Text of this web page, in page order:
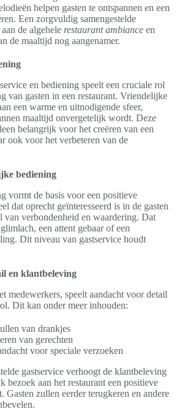
helpen gasten te ontspannen en een
Een zorgvuldig samengestelde
de algehele restaurant ambiance en
de maaltijd nog aangenamer.
en bediening speelt een cruciale rol
van gasten in een restaurant. Vriendelijke
een warme en uitnodigende sfeer,
maaltijd onvergetelijk wordt. Deze
belangrijk voor het creëren van een
ook voor het verbeteren van de
bediening
vormt de basis voor een positieve
dat oprecht geïnteresseerd is in de gasten
van verbondenheid en waardering. Dat
een attent gebaar of een
Dit niveau van gastservice houdt
en klantbeleving
medewerkers, speelt aandacht voor detail
Dit kan onder meer inhouden:
van drankjes
van gerechten
voor speciale verzoeken
gastservice verhoogt de klantbeleving
bezoek aan het restaurant een positieve
Gasten zullen eerder terugkeren en andere